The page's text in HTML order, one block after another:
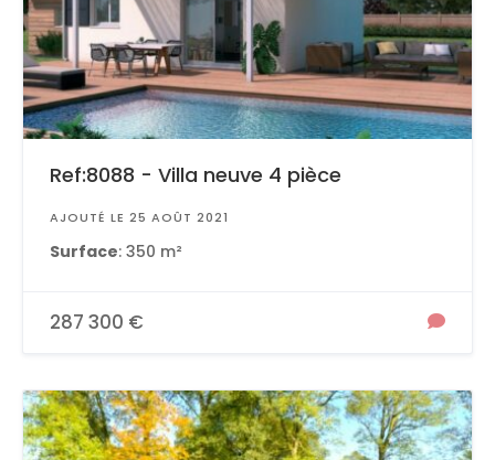
Ref:8088 - Villa neuve 4 pièce
AJOUTÉ LE 25 AOÛT 2021
Surface: 350 m²
287 300 €